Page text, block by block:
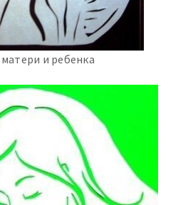
и ребенка